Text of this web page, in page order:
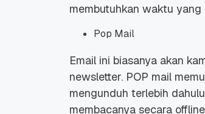
membutuhkan waktu
Pop Mail
Email ini biasanya akan
newsletter. POP mail
mengunduh terlebih
membacanya secara